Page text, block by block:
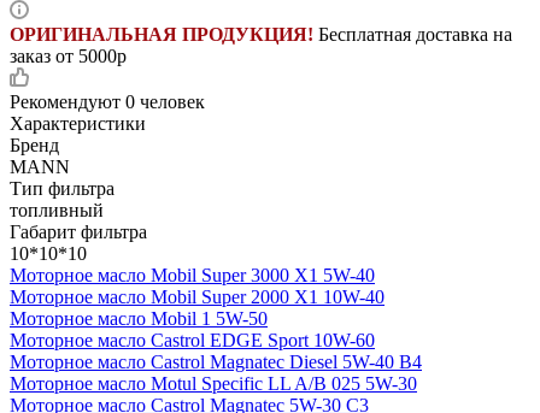
ОРИГИНАЛЬНАЯ ПРОДУКЦИЯ! Бесплатная доставка на
заказ от 5000р
Рекомендуют 0 человек
Характеристики
Бренд
MANN
Тип фильтра
топливный
Габарит фильтра
10*10*10
Моторное масло Mobil Super 3000 X1 5W-40
Моторное масло Mobil Super 2000 X1 10W-40
Моторное масло Mobil 1 5W-50
Моторное масло Castrol EDGE Sport 10W-60
Моторное масло Castrol Magnatec Diesel 5W-40 В4
Моторное масло Motul Specific LL A/B 025 5W-30
Моторное масло Castrol Magnatec 5W-30 C3